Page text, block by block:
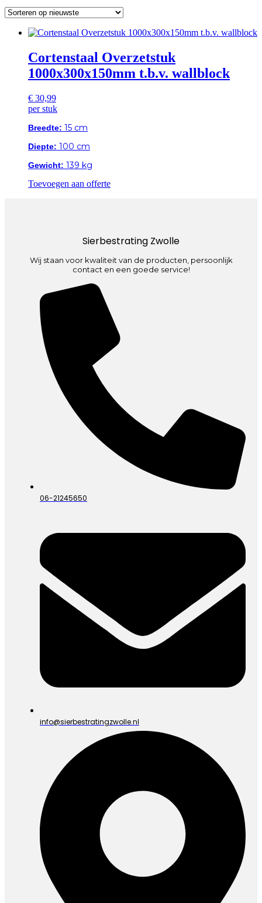
Cortenstaal Overzetstuk
1000x300x150mm t.b.v. wallblock
€ 30,99
per stuk
Breedte: 15 cm
Diepte: 100 cm
Gewicht: 139 kg
Toevoegen aan offerte
Sierbestrating Zwolle
Wij staan voor kwaliteit van de producten, persoonlijk
contact en een goede service!
06-21245650
info@sierbestratingzwolle.nl